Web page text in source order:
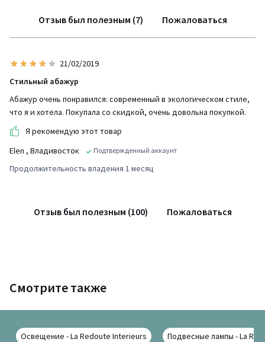
Отзыв был полезным (7) Пожаловаться
21/02/2019
Стильный абажур
Абажур очень понравился: современный в экологическом стиле,
что я и хотела. Покупала со скидкой, очень довольна покупкой.
Я рекомендую этот товар
Elen , Владивосток Подтвержденный аккаунт
Продолжительность владения 1 месяц
Отзыв был полезным (100) Пожаловаться
Смотрите также
Освещение - La Redoute Interieurs Подвесные лампы - La